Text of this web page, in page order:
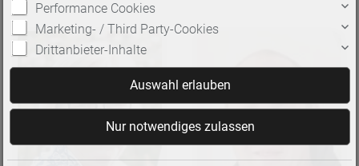
Performance Cookies
Marketing- / Third Party-Cookies
Drittanbieter-Inhalte